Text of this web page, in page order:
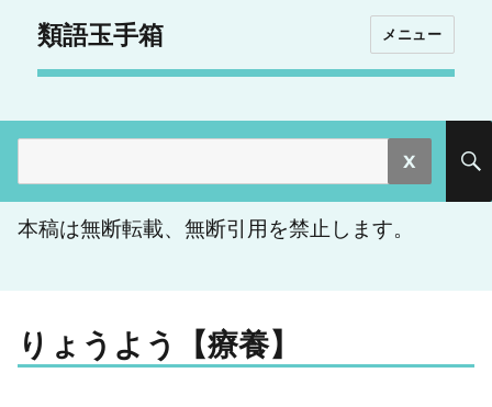
類語玉手箱 メニュー
索:
本稿は無断転載、無断引用を禁止します。
りょうよう【療養】